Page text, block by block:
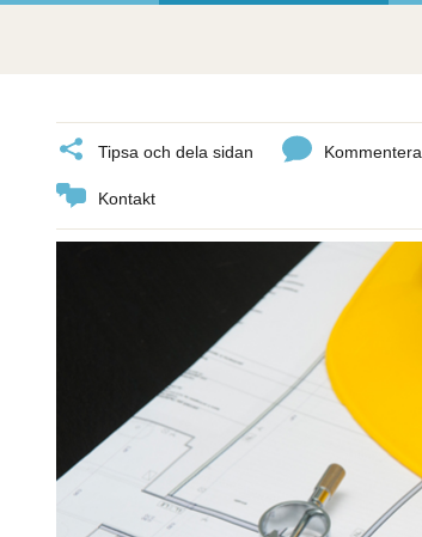
Tipsa och dela sidan Kommentera
Kontakt